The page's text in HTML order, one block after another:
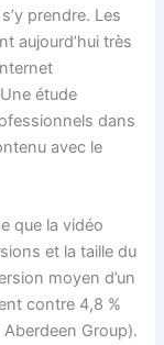
prendre. Les
aujourd’hui très
étude
dans
avec le
que la vidéo
et la taille du
moyen d’un
contre 4,8 %
Group).